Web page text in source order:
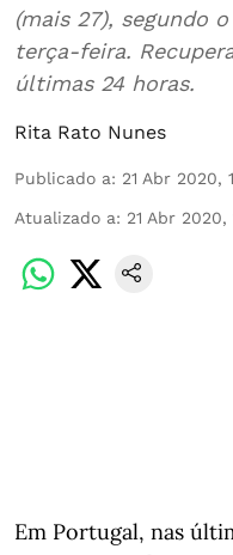
(mais 27), segundo
terça-feira.
últimas 24 horas.
Rita Rato Nunes
Publicado a: 21 Abr 2020,
Atualizado a: 21 Abr 2020,
Em Portugal, nas